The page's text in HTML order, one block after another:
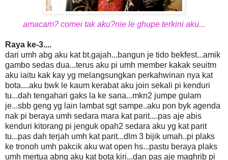
amacam? comei tak aku?nie le ghupe terkini aku...
Raya ke-3....
dari umh abg aku kat bt.gajah...bangun je tido bekfest...amik
gambo sedas dua...terus aku pi umh member kakak seuitm
aku iaitu kak kay yg melangsungkan perkahwinan nya kat
bota....aku bwk le kaum kerabat aku join sekali pi kenduri
tu...dah tengahari gaks la ke sana...mkn2 jumpe gulam
je...sbb geng yg lain lambat sgt sampe..aku pon byk agenda
nak pi beraya umh sedara mara kat parit....pas aje abis
kenduri kitorang pi jenguk opah2 sedara aku yg kat parit
tu...pas dah terjah umh kat parit...dlm 3 bijik umah..pi plaks
ke tronoh umh pakcik aku wat open hs...pastu beraya plaks
umh mertua abng aku kat bota kiri...dan pas aje maghrib pi